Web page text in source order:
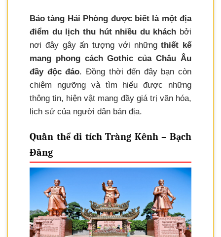
Bảo tàng Hải Phòng được biết là một địa
điểm du lịch thu hút nhiều du khách bởi
nơi đây gây ấn tượng với nhữngthiết kế
mang phong cách Gothic của Châu Âu
đầy độc đáo. Đồng thời đến đây bạn còn
chiêm ngưỡng và tìm hiểu được những
thông tin, hiện vật mang đầy giá trị văn hóa,
lịch sử của người dân bản địa.
Quần thể di tích Tràng Kênh – Bạch
Đằng